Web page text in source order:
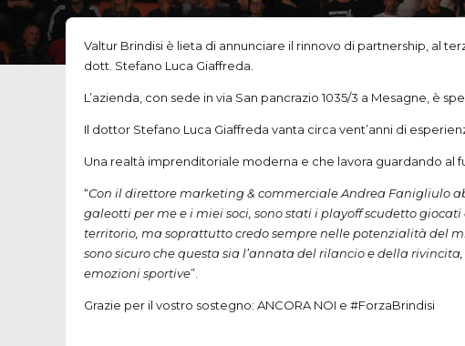
Valtur Brindisi è lieta di annunciare il rinnovo di partnership, al
dott. Stefano Luca Giaffreda.
L’azienda, con sede in via San pancrazio 1035/3 a Mesagne, è
Il dottor Stefano Luca Giaffreda vanta circa vent’anni di
Una realtà imprenditoriale moderna e che lavora guardando al
“Con il direttore marketing & commerciale Andrea Fanigliulo
galeotti per me e i miei soci, sono stati i playoff scudetto
territorio, ma soprattutto credo sempre nelle potenzialità del
sono sicuro che questa sia l’annata del rilancio e della
emozioni sportive”.
Grazie per il vostro sostegno: ANCORA NOI e #ForzaBrindisi